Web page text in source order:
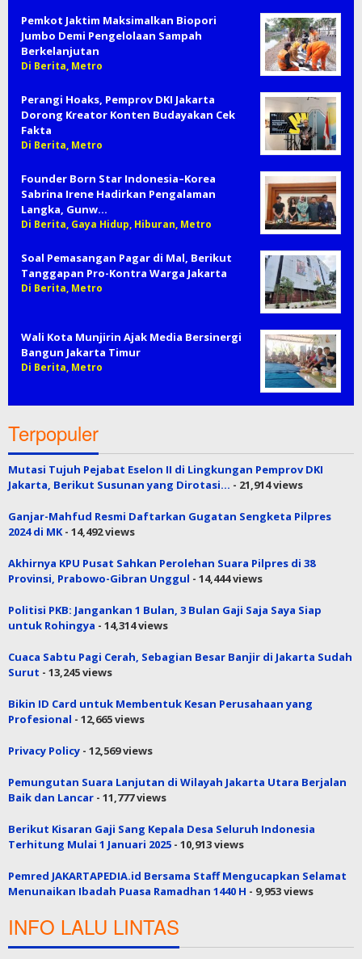
Pemkot Jaktim Maksimalkan Biopori
Jumbo Demi Pengelolaan Sampah
Berkelanjutan
Di Berita, Metro
Perangi Hoaks, Pemprov DKI Jakarta
Dorong Kreator Konten Budayakan Cek
Fakta
Di Berita, Metro
Founder Born Star Indonesia–Korea
Sabrina Irene Hadirkan Pengalaman
Langka, Gunw…
Di Berita, Gaya Hidup, Hiburan, Metro
Soal Pemasangan Pagar di Mal, Berikut
Tanggapan Pro-Kontra Warga Jakarta
Di Berita, Metro
Wali Kota Munjirin Ajak Media Bersinergi
Bangun Jakarta Timur
Di Berita, Metro
Terpopuler
Mutasi Tujuh Pejabat Eselon II di Lingkungan Pemprov DKI
Jakarta, Berikut Susunan yang Dirotasi… - 21,914 views
Ganjar-Mahfud Resmi Daftarkan Gugatan Sengketa Pilpres
2024 di MK- 14,492 views
Akhirnya KPU Pusat Sahkan Perolehan Suara Pilpres di 38
Provinsi, Prabowo-Gibran Unggul - 14,444 views
Politisi PKB: Jangankan 1 Bulan, 3 Bulan Gaji Saja Saya Siap
untuk Rohingya - 14,314 views
Cuaca Sabtu Pagi Cerah, Sebagian Besar Banjir di Jakarta Sudah
Surut - 13,245 views
Bikin ID Card untuk Membentuk Kesan Perusahaan yang
Profesional - 12,665 views
Privacy Policy - 12,569 views
Pemungutan Suara Lanjutan di Wilayah Jakarta Utara Berjalan
Baik dan Lancar - 11,777 views
Berikut Kisaran Gaji Sang Kepala Desa Seluruh Indonesia
Terhitung Mulai 1 Januari 2025 - 10,913 views
Pemred JAKARTAPEDIA.id Bersama Staff Mengucapkan Selamat
Menunaikan Ibadah Puasa Ramadhan 1440 H - 9,953 views
INFO LALU LINTAS